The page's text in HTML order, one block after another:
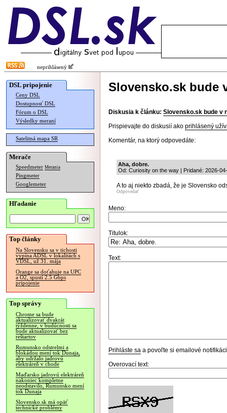
neprihlásený
DSL pripojenie
Ceny DSL
Dostupnosť DSL
Fórum o DSL
Výsledky meraní
Satelitná mapa SR
Merače
Speedmeter Merania
Pingmeter
Googlemeter
Hľadanie
Top články
Na Slovensku sa v tichosti
vypína ADSL v lokalitách s
VDSL, už 31. mája
Orange sa doťahuje na UPC
a O2, spustí 2.5 Gbps
pripojenie
Top správy
Chrome sa bude
aktualizovať dvakrát
týždenne, v budúcnosti sa
bude aktualizovať bez
reštartov
Rumunsko odstrelmi a
blokádou mení tok Dunaja,
aby udržalo jadrovú
elektráreň v chode
Maďarsko jadrovú elektráreň
nakoniec kompletne
neodstavilo, Rumunsko mení
tok Dunaja
Slovensko.sk má opäť
technické problémy
Slovensko.sk bude
Diskusia k článku: Slovensko.sk bude v
Prispievajte do diskusií ako prihlásený
Komentár, na ktorý odpovedáte:
Aha, dobre.
Od: Curiosity on the way | Pridané: 2026-
A to aj niekto zbadá, že je Slovensko
Odpovedať
Meno:
Titulok:
Text:
Prihláste sa a povoľte si emailové
Overovací text: